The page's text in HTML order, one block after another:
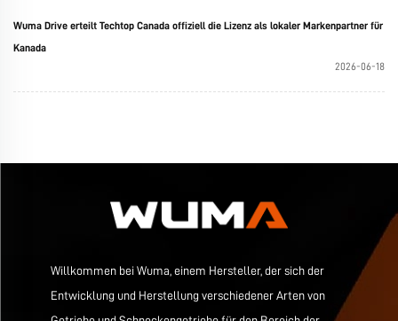
Wuma Drive erteilt Techtop Canada offiziell die Lizenz als lokaler Markenpartner für
Kanada
2026-06-18
Willkommen bei Wuma, einem Hersteller, der sich der
Entwicklung und Herstellung verschiedener Arten von